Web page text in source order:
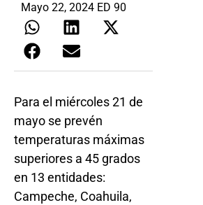
Mayo 22, 2024 ED 90
Para el miércoles 21 de
mayo se prevén
temperaturas máximas
superiores a 45 grados
en 13 entidades:
Campeche, Coahuila,